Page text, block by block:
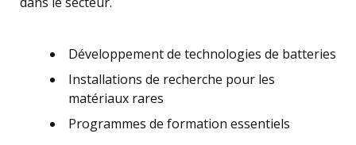
Développement de technologies de batteries
Installations de recherche pour les
matériaux rares
Programmes de formation essentiels